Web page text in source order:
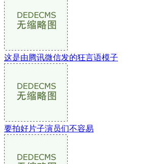
这是由腾讯微信发的狂言语模子
要拍好片子演员们不容易